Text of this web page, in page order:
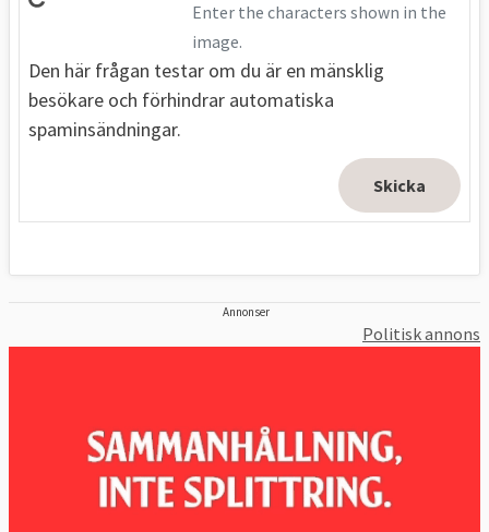
Enter the characters shown in the
image.
Den här frågan testar om du är en mänsklig
besökare och förhindrar automatiska
spaminsändningar.
Annonser
Politisk annons